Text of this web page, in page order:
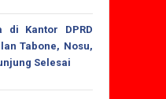
di Kantor DPRD
Tabone, Nosu,
Selesai